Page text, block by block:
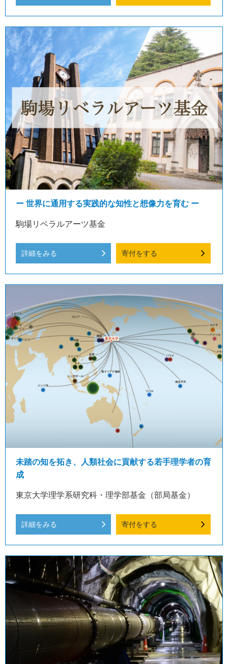
ー 世界に通用する実践的な知性と想像力を育む ー
駒場リベラルアーツ基金
詳細をみる 寄付をする
未踏の知を拓き、人類社会に貢献する若手理学者の育
成
東京大学理学系研究科・理学部基金（部局基金）
詳細をみる 寄付をする